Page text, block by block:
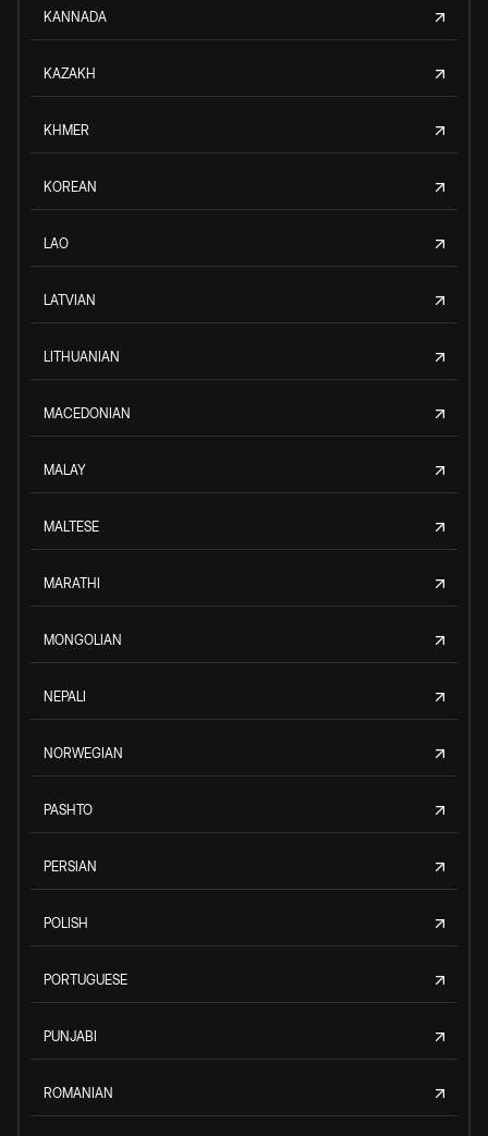
KANNADA
KAZAKH
KHMER
KOREAN
LAO
LATVIAN
LITHUANIAN
MACEDONIAN
MALAY
MALTESE
MARATHI
MONGOLIAN
NEPALI
NORWEGIAN
PASHTO
PERSIAN
POLISH
PORTUGUESE
PUNJABI
ROMANIAN